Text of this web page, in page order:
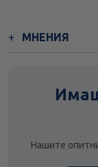
МНЕНИЯ
Нашите